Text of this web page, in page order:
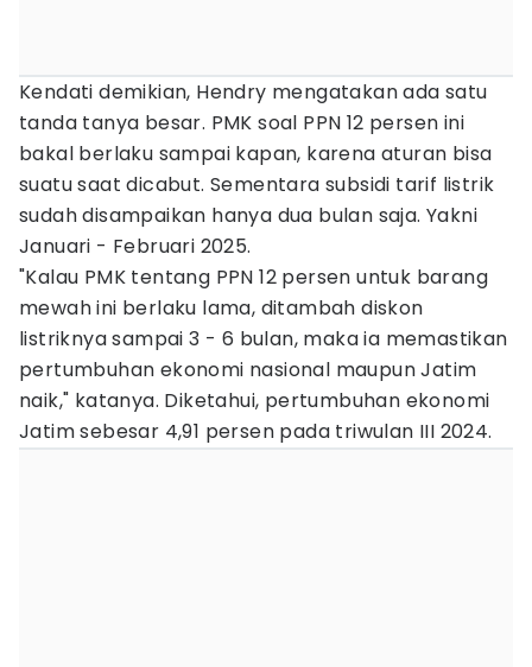
Kendati demikian, Hendry mengatakan ada satu
tanda tanya besar. PMK soal PPN 12 persen ini
bakal berlaku sampai kapan, karena aturan bisa
suatu saat dicabut. Sementara subsidi tarif listrik
sudah disampaikan hanya dua bulan saja. Yakni
Januari - Februari 2025.
"Kalau PMK tentang PPN 12 persen untuk barang
mewah ini berlaku lama, ditambah diskon
listriknya sampai 3 - 6 bulan, maka ia memastikan
pertumbuhan ekonomi nasional maupun Jatim
naik," katanya. Diketahui, pertumbuhan ekonomi
Jatim sebesar 4,91 persen pada triwulan III 2024.